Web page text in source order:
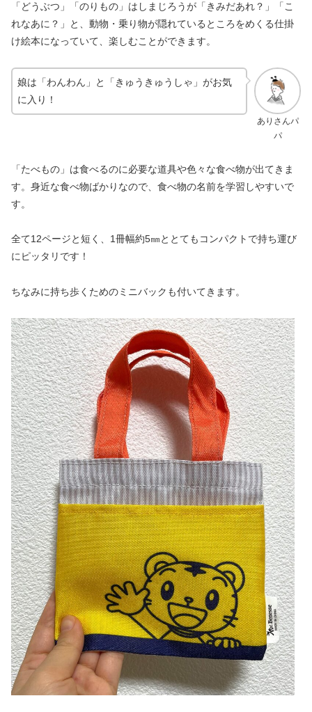
「どうぶつ」「のりもの」はしまじろうが「きみだあれ？」「こ
れなあに？」と、動物・乗り物が隠れているところをめくる仕掛
け絵本になっていて、楽しむことができます。
ありさんパ
パ
娘は「わんわん」と「きゅうきゅうしゃ」がお気
に入り！
「たべもの」は食べるのに必要な道具や色々な食べ物が出てきま
す。身近な食べ物ばかりなので、食べ物の名前を学習しやすいで
す。
全て12ページと短く、1冊幅約5㎜ととてもコンパクトで持ち運び
にピッタリです！
ちなみに持ち歩くためのミニバックも付いてきます。